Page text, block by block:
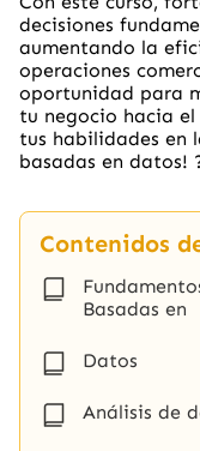
decisiones
aumentando la
operaciones
oportunidad para
tu negocio hacia
tus habilidades en
basadas en datos!
Contenidos
Basadas en
Datos
Análisis de